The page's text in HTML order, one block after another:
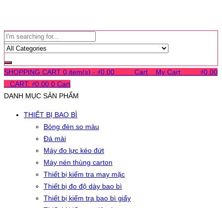
SHOPPING CART 0 item(s) - ₫0.00 Cart My Cart ₫0.00
CART: ₫0.00 0 Cart
DANH MỤC SẢN PHẨM
THIẾT BỊ BAO BÌ
Bóng đèn so màu
Đá mài
Máy đo lực kéo đứt
Máy nén thùng carton
Thiết bị kiểm tra may mặc
Thiết bị đo độ dày bao bì
Thiết bị kiểm tra bao bì giấy